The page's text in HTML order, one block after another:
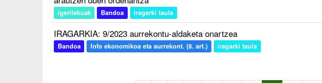
igerilekuak Bandoa iragarki taula
IRAGARKIA: 9/2023 aurrekontu-aldaketa onartzea
Bandoa Info ekonomikoa eta aurrekont. (8. art.) iragarki taula